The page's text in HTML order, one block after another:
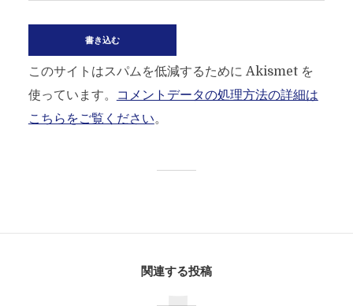
このサイトはスパムを低減するために Akismet を
使っています。
コメントデータの処理方法の詳細は
こちらをご覧ください。
関連する投稿